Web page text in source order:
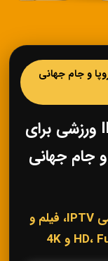
و جام جهانی
خرید IPTV و اشتراک IPTV ورزشی برای
و جام جهانی
پخش زنده فوتبال، کانال‌های ورزشی IPTV، فیلم و